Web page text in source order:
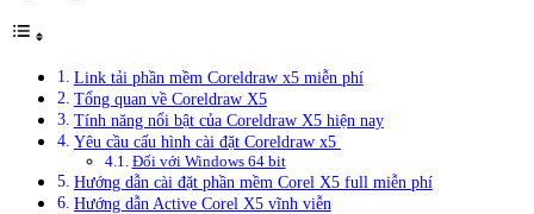
Link tải phần mềm Coreldraw x5 miễn phí
Tổng quan về Coreldraw X5
Tính năng nổi bật của Coreldraw X5 hiện nay
Yêu cầu cấu hình cài đặt Coreldraw x5
Đối với Windows 64 bit
Hướng dẫn cài đặt phần mềm Corel X5 full miễn phí
Hướng dẫn Active Corel X5 vĩnh viễn